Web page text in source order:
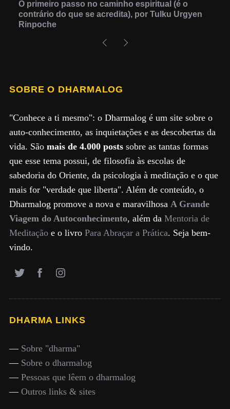
O primeiro passo no caminho espiritual (é o
contrário do que se acredita), por Tulku Urgyen
Rinpoche
SOBRE O DHARMALOG
"Conhece a ti mesmo": o Dharmalog é um site sobre o
auto-conhecimento, as inquietações e as descobertas da
vida. São mais de 4.000 postssobre as tantas formas
que esse tema possui, de filosofia às escolas de
sabedoria do Oriente, da psicologia à meditação e o que
mais for "verdade que liberta". Além de conteúdo, o
Dharmalog promove a nova e maravilhosa A Grande
Viagem do Autoconhecimento, além da Mentoria de
Meditaçãoe o livro Para Abraçar a Prática. Seja bem-
vindo.
DHARMA LINKS
— Sobre "dharma"
— Sobre o dharmalog
— Pessoas que lêem o dharmalog
— Outros links & sites